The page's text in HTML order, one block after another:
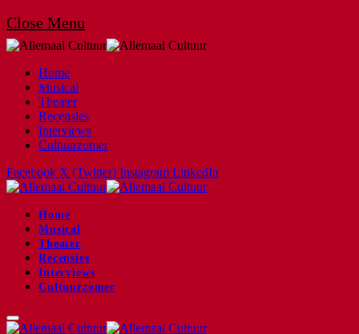
Close Menu
Home
Musical
Theater
Recensies
Interviews
Cultuurzomer
Facebook X (Twitter) Instagram LinkedIn
Home
Musical
Theater
Recensies
Interviews
Cultuurzomer